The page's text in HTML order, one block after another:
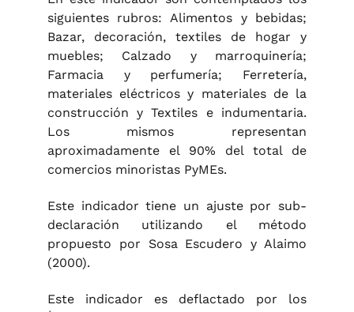
siguientes rubros: Alimentos y bebidas;
Bazar, decoración, textiles de hogar y
muebles; Calzado y marroquinería;
Farmacia y perfumería; Ferretería,
materiales eléctricos y materiales de la
construcción y Textiles e indumentaria.
Los mismos representan
aproximadamente el 90% del total de
comercios minoristas PyMEs.
Este indicador tiene un ajuste por sub-
declaración utilizando el método
propuesto por Sosa Escudero y Alaimo
(2000).
Este indicador es deflactado por los